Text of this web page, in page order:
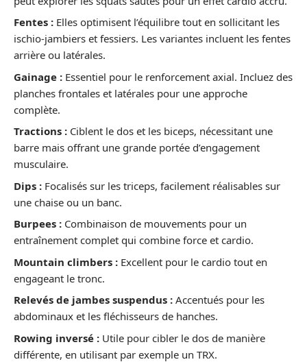
Fentes : Elles optimisent l’équilibre tout en sollicitant les
ischio-jambiers et fessiers. Les variantes incluent les fentes
arrière ou latérales.
Gainage : Essentiel pour le renforcement axial. Incluez des
planches frontales et latérales pour une approche
complète.
Tractions : Ciblent le dos et les biceps, nécessitant une
barre mais offrant une grande portée d’engagement
musculaire.
Dips : Focalisés sur les triceps, facilement réalisables sur
une chaise ou un banc.
Burpees : Combinaison de mouvements pour un
entraînement complet qui combine force et cardio.
Mountain climbers : Excellent pour le cardio tout en
engageant le tronc.
Relevés de jambes suspendus : Accentués pour les
abdominaux et les fléchisseurs de hanches.
Rowing inversé : Utile pour cibler le dos de manière
différente, en utilisant par exemple un TRX.